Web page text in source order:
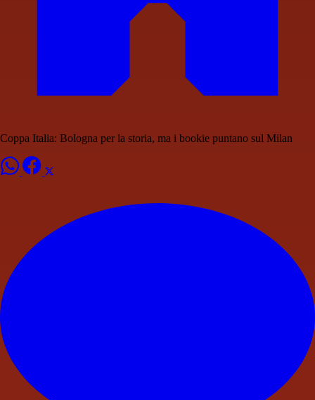
Coppa Italia: Bologna per la storia, ma i bookie puntano sul Milan